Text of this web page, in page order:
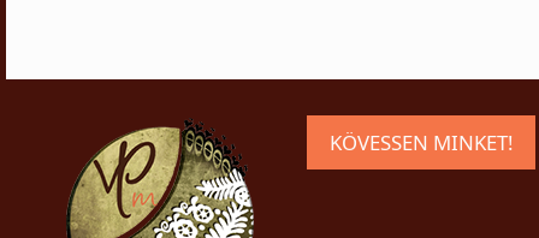
KÖVESSEN MINKET!